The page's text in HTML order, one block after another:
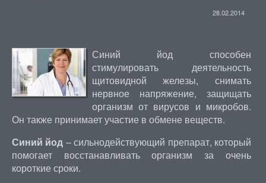
28.02.2014
Синий йод способен
стимулировать деятельность
щитовидной железы, снимать
нервное напряжение, защищать
организм от вирусов и микробов.
Он также принимает участие в обмене веществ.
Синий йод – сильнодействующий препарат, который
помогает восстанавливать организм за очень
короткие сроки.